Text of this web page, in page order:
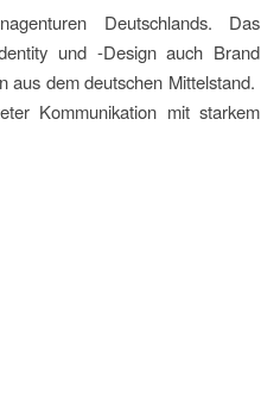
Deutschlands. Das
und -Design auch Brand
aus dem deutschen Mittelstand.
Kommunikation mit starkem